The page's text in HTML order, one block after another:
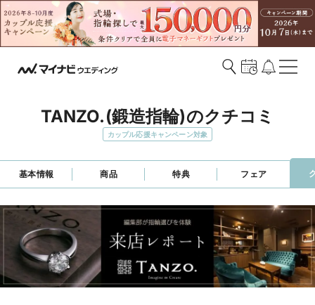
TANZO.(鍛造指輪)のクチコミ
カップル応援キャンペーン対象
基本情報 商品 特典 フェア